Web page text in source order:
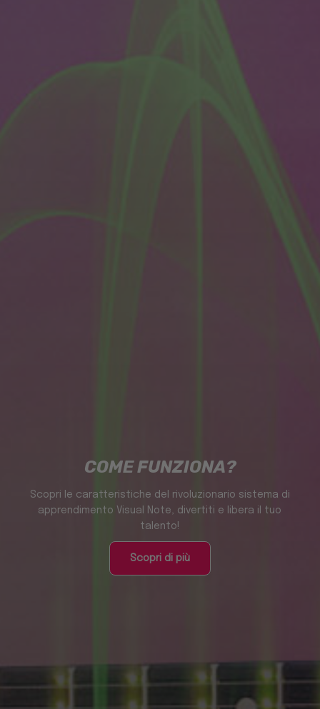
COME FUNZIONA?
Scopri le caratteristiche del rivoluzionario sistema di
apprendimento Visual Note, divertiti e libera il tuo
talento!
Scopri di più